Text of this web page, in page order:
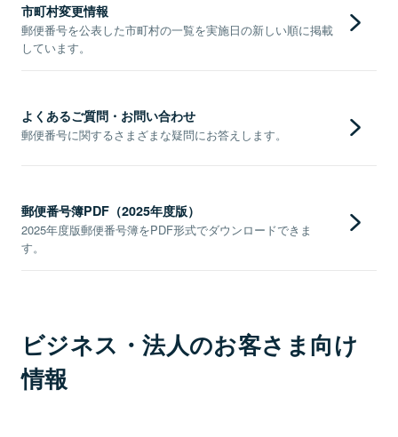
市町村変更情報
郵便番号を公表した市町村の一覧を実施日の新しい順に掲載
しています。
よくあるご質問・お問い合わせ
郵便番号に関するさまざまな疑問にお答えします。
郵便番号簿PDF（2025年度版）
2025年度版郵便番号簿をPDF形式でダウンロードできま
す。
ビジネス・法人のお客さま向け
情報